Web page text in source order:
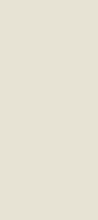
Sushi-Restaurant am
Straße verbindet
RESTAURANT